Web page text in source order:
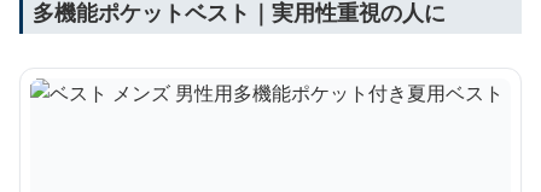
多機能ポケットベスト｜実用性重視の人に